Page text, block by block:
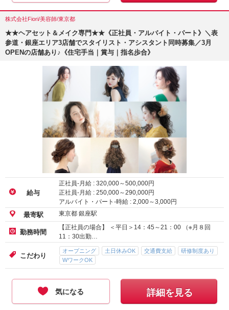
株式会社Fiori/美容師/東京都
★★ヘアセット＆メイク専門★★《正社員・アルバイト・パート》＼表
参道・銀座エリア3店舗でスタイリスト・アシスタント同時募集／3月
OPENの店舗あり♪《住宅手当｜賞与｜指名歩合》
給与
正社員-月給 : 320,000～500,000円
正社員-月給 : 250,000～290,000円
アルバイト・パート-時給 : 2,000～3,000円
最寄駅 東京都 銀座駅
勤務時間
【正社員の場合】 ＜平日＞14：45～21：00 （※月８回
11：30出勤…
こだわり
オープニング 土日休みOK 交通費支給
研修制度あり
WワークOK
気になる 詳細を見る